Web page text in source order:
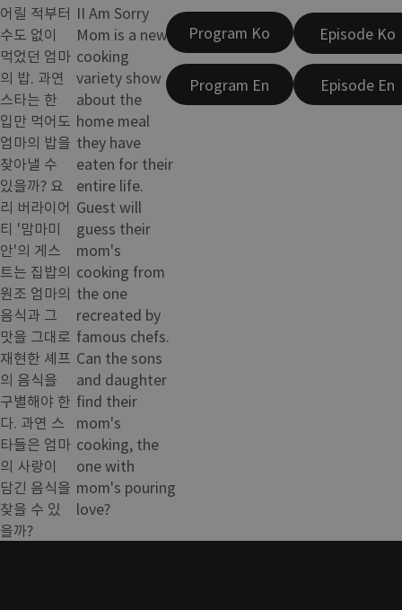
어릴 적부터
수도 없이
먹었던 엄마
의 밥. 과연
스타는 한
입만 먹어도
엄마의 밥을
찾아낼 수
있을까? 요
리 버라이어
티 '맘마미
안'의 게스
트는 집밥의
원조 엄마의
음식과 그
맛을 그대로
재현한 셰프
의 음식을
구별해야 한
다. 과연 스
타들은 엄마
의 사랑이
담긴 음식을
찾을 수 있
을까?
II Am Sorry
Mom is a new
cooking
variety show
about the
home meal
they have
eaten for their
entire life.
Guest will
guess their
mom's
cooking from
the one
recreated by
famous chefs.
Can the sons
and daughter
find their
mom's
cooking, the
one with
mom's pouring
love?
Program Ko
Program En
Episode Ko
Episode En